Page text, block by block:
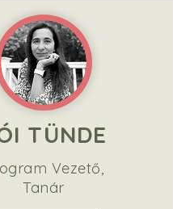
TÜNDE
Vezető,
Tanár